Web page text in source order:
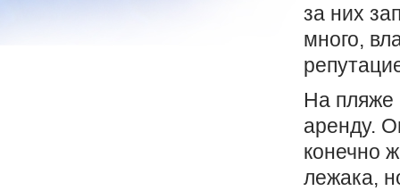
за них
много,
На пляже
аренду.
конечно
лежака,